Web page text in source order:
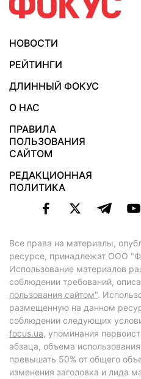
НОВОСТИ
РЕЙТИНГИ
ДЛИННЫЙ ФОКУС
О НАС
ПРАВИЛА
ПОЛЬЗОВАНИЯ
САЙТОМ
РЕДАКЦИОННАЯ
ПОЛИТИКА
Все права на материалы,
ресурсе, принадлежат ООО
Использование материалов
соблюдении требований,
пользования сайтом".
размещенную на данном
соблюдении следующих
focus.ua, упоминания
абзаца, объема
превышать 50% от общего
изменения заголовка и лида